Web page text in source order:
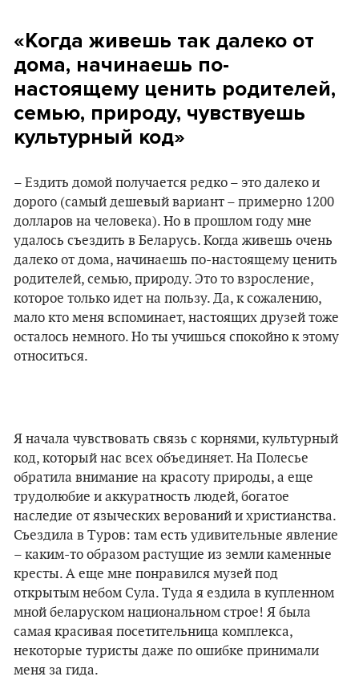
«Когда живешь так далеко от
дома, начинаешь по-
настоящему ценить родителей,
семью, природу, чувствуешь
культурный код»
– Ездить домой получается редко – это далеко и
дорого (самый дешевый вариант – примерно 1200
долларов на человека). Но в прошлом году мне
удалось съездить в Беларусь. Когда живешь очень
далеко от дома, начинаешь по-настоящему ценить
родителей, семью, природу. Это то взросление,
которое только идет на пользу. Да, к сожалению,
мало кто меня вспоминает, настоящих друзей тоже
осталось немного. Но ты учишься спокойно к этому
относиться.
Я начала чувствовать связь с корнями, культурный
код, который нас всех объединяет. На Полесье
обратила внимание на красоту природы, а еще
трудолюбие и аккуратность людей, богатое
наследие от языческих верований и христианства.
Съездила в Туров: там есть удивительные явление
– каким-то образом растущие из земли каменные
кресты. А еще мне понравился музей под
открытым небом Сула. Туда я ездила в купленном
мной беларуском национальном строе! Я была
самая красивая посетительница комплекса,
некоторые туристы даже по ошибке принимали
меня за гида.